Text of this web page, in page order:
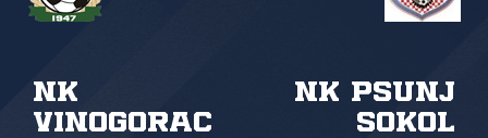
NK
Vinogorac
NK Psunj
Sokol